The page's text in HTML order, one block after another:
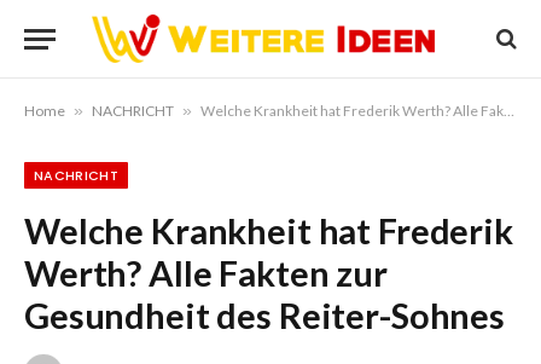
Home » NACHRICHT » Welche Krankheit hat Frederik Werth? Alle Fakten zur Gesundheit des Reiter-Sohnes
NACHRICHT
Welche Krankheit hat Frederik
Werth? Alle Fakten zur
Gesundheit des Reiter-Sohnes